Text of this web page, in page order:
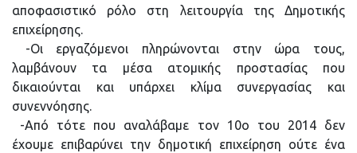
αποφασιστικό ρόλο στη λειτουργία της Δημοτικής
επιχείρησης.
-Οι εργαζόμενοι πληρώνονται στην ώρα τους,
λαμβάνουν τα μέσα ατομικής προστασίας που
δικαιούνται και υπάρχει κλίμα συνεργασίας και
συνεννόησης.
-Από τότε που αναλάβαμε τον 10ο του 2014 δεν
έχουμε επιβαρύνει την δημοτική επιχείρηση ούτε ένα